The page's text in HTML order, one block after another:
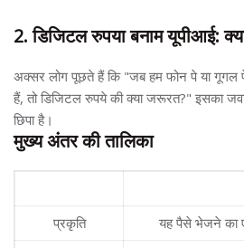
2. डिजिटल रुपया बनाम यूपीआई:
अक्सर लोग पूछते हैं कि "जब हम फोन पे या गूगल
हैं, तो डिजिटल रुपये की क्या जरूरत?" इसका
छिपा है।
मुख्य अंतर की तालिका
प्रकृति यह पैसे भेजने का